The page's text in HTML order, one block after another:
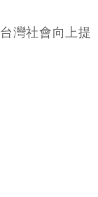
灣社會向上提